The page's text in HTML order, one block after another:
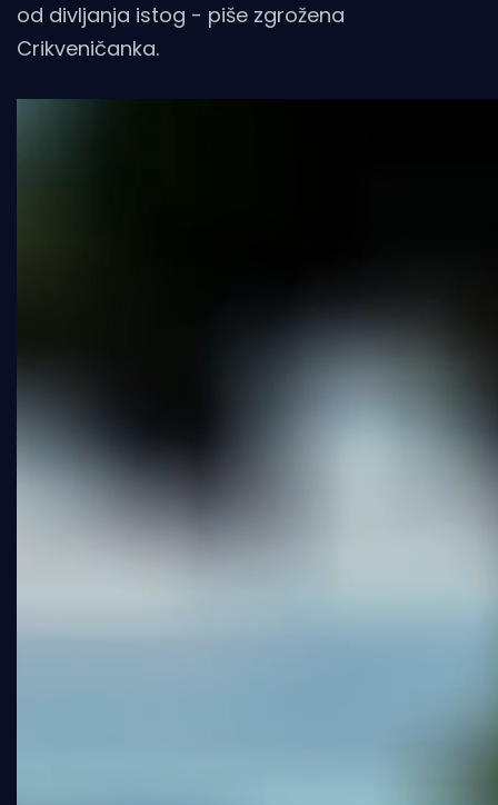
od divljanja istog - piše zgrožena
Crikveničanka.